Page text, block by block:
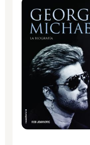
學好寫作，就能學好思
要先把自己的想法整理
讀者，幫助他們理解，
網路時代，更需要學習
薄思考。資深編輯康文
字溝通的機會增加，但
刻，長文寫作成為瀕臨失
文案寫作與簡報思考的盲
目前職場關於寫作應用
兩種技巧雖然以溝通為
面，和不深刻的問題。